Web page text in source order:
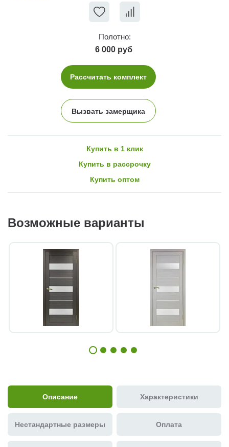
Полотно:
6 000 руб
Рассчитать комплект
Вызвать замерщика
Купить в 1 клик
Купить в рассрочку
Купить оптом
Возможные варианты
Описание Характеристики
Нестандартные размеры Оплата